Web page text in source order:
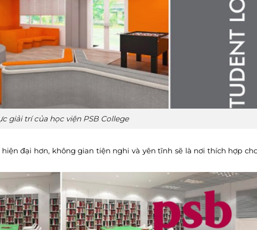
giải trí của học viện PSB College
đại hơn, không gian tiện nghi và yên tĩnh sẽ là nơi thích hợp